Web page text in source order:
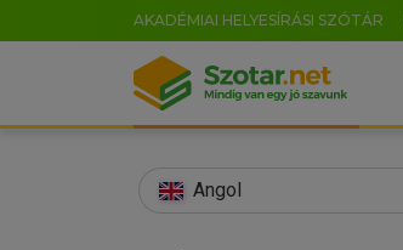
AKADÉMIAI HELYESÍRÁSI SZÓTÁR
Angol